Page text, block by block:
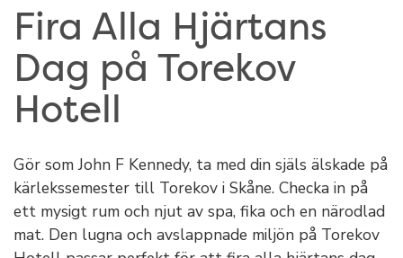
Fira Alla Hjärtans
Dag på Torekov
Hotell
Gör som John F Kennedy, ta med din själs älskade på
kärlekssemester till Torekov i Skåne. Checka in på
ett mysigt rum och njut av spa, fika och en närodlad
mat. Den lugna och avslappnade miljön på Torekov